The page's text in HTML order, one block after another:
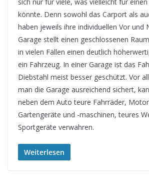
könnte. Denn sowohl das Carport als
haben jeweils ihre individuellen Vor und
Garage stellt einen geschlossenen
in vielen Fällen einen deutlich
ein Fahrzeug. In einer Garage ist das
Diebstahl meist besser geschützt. Vor
man die Garage ausreichend sichert,
neben dem Auto teure Fahrräder,
Gartengeräte und -maschinen, teures
Sportgeräte verwahren.
Weiterlesen